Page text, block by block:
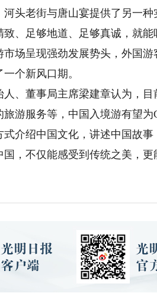
老街与唐山宴提供了另一种
、足够地道、足够真诚，就
呈现强劲发展势头，外国游
个新风口期。
董事局主席梁建章认为，目
游服务等，中国入境游有望
介绍中国文化，讲述中国故
，不仅能感受到传统之美，更